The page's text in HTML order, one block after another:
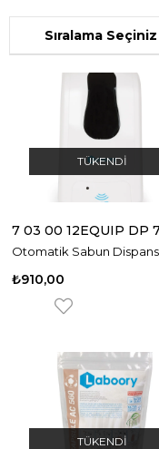
Sıralama
TÜKENDI
₺910,00
TÜKENDI